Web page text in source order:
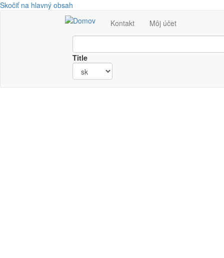
Skočiť na hlavný obsah
Kontakt
Môj účet
Title